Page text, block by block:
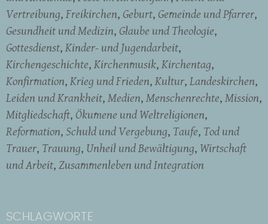
Vertreibung Freikirchen Geburt Gemeinde und Pfarrer
Gesundheit und Medizin Glaube und Theologie
Gottesdienst Kinder- und Jugendarbeit
Kirchengeschichte Kirchenmusik Kirchentag
Konfirmation Krieg und Frieden Kultur Landeskirchen
Leiden und Krankheit Medien Menschenrechte Mission
Mitgliedschaft Ökumene und Weltreligionen
Reformation Schuld und Vergebung Taufe Tod und
Trauer Trauung Unheil und Bewältigung Wirtschaft
und Arbeit Zusammenleben und Integration
SCHLAGWORTE